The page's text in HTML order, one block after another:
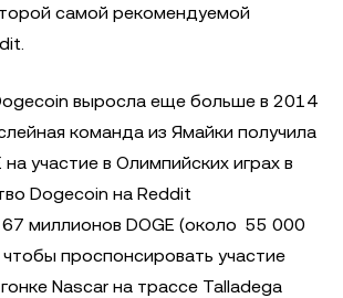
самой рекомендуемой
выросла еще больше в 2014
команда из Ямайки получила
участие в Олимпийских играх в
Dogecoin на Reddit
67 миллионов DOGE (около 55 000
проспонсировать участие
Nascar на трассе Talladega